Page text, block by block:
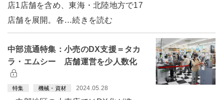
店1店舗を含め、東海・北陸地方で17
店舗を展開。各…続きを読む
中部流通特集：小売のDX支援＝タカ
ラ・エムシー 店舗運営を少人数化
特集 機械・資材 2024.05.28